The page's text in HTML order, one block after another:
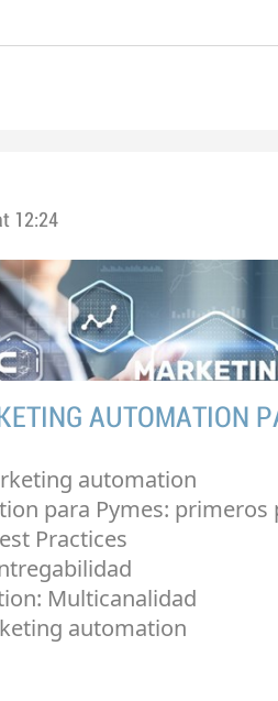
12:24
AUTOMATION
automation
para Pymes: primeros
Practices
Multicanalidad
automation